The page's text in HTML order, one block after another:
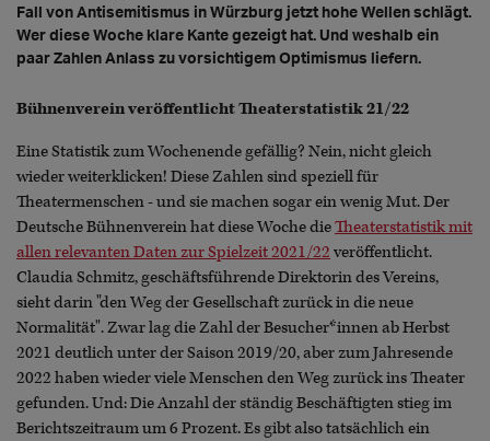
Fall von Antisemitismus in Würzburg jetzt hohe Wellen schlägt.
Wer diese Woche klare Kante gezeigt hat. Und weshalb ein
paar Zahlen Anlass zu vorsichtigem Optimismus liefern.
Bühnenverein veröffentlicht Theaterstatistik 21/22
Eine Statistik zum Wochenende gefällig? Nein, nicht gleich
wieder weiterklicken! Diese Zahlen sind speziell für
Theatermenschen - und sie machen sogar ein wenig Mut. Der
Deutsche Bühnenverein hat diese Woche dieTheaterstatistik mit
allen relevanten Daten zur Spielzeit 2021/22 veröffentlicht.
Claudia Schmitz, geschäftsführende Direktorin des Vereins,
sieht darin "den Weg der Gesellschaft zurück in die neue
Normalität". Zwar lag die Zahl der Besucher*innen ab Herbst
2021 deutlich unter der Saison 2019/20, aber zum Jahresende
2022 haben wieder viele Menschen den Weg zurück ins Theater
gefunden. Und: Die Anzahl der ständig Beschäftigten stieg im
Berichtszeitraum um 6 Prozent. Es gibt also tatsächlich ein